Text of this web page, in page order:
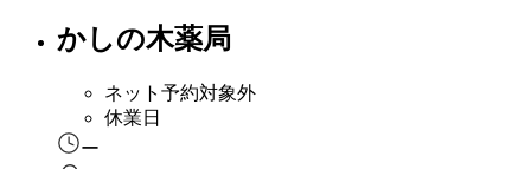
かしの木薬局
ネット予約対象外
休業日
ー